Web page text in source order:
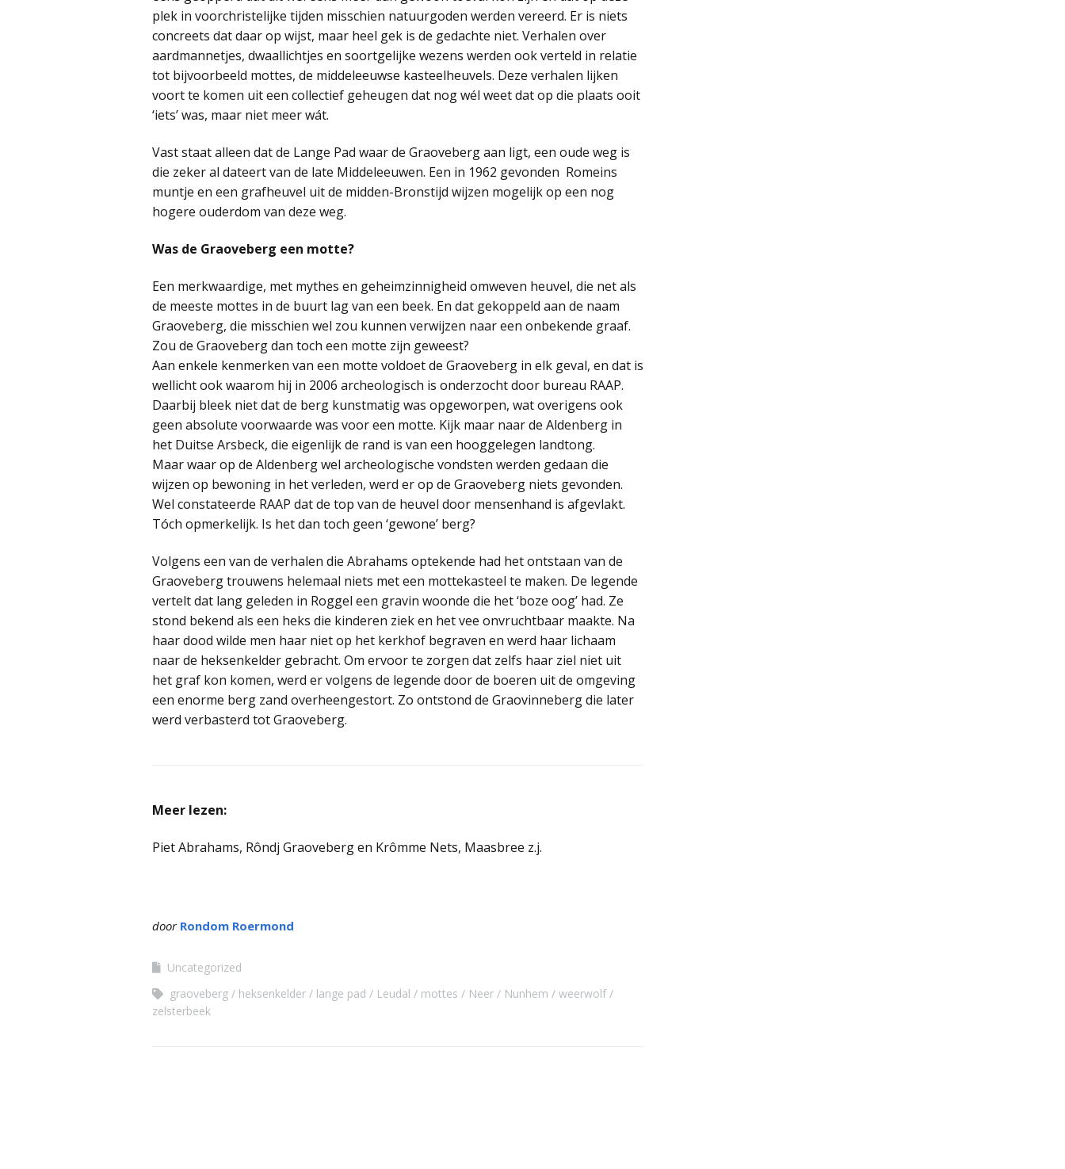
plek in voorchristelijke tijden misschien natuurgoden werden vereerd. Er is niets
concreets dat daar op wijst, maar heel gek is de gedachte niet. Verhalen over
aardmannetjes, dwaallichtjes en soortgelijke wezens werden ook verteld in relatie
tot bijvoorbeeld mottes, de middeleeuwse kasteelheuvels. Deze verhalen lijken
voort te komen uit een collectief geheugen dat nog wél weet dat op die plaats ooit
‘iets’ was, maar niet meer wát.
Vast staat alleen dat de Lange Pad waar de Graoveberg aan ligt, een oude weg is
die zeker al dateert van de late Middeleeuwen. Een in 1962 gevonden Romeins
muntje en een grafheuvel uit de midden-Bronstijd wijzen mogelijk op een nog
hogere ouderdom van deze weg.
Was de Graoveberg een motte?
Een merkwaardige, met mythes en geheimzinnigheid omweven heuvel, die net als
de meeste mottes in de buurt lag van een beek. En dat gekoppeld aan de naam
Graoveberg, die misschien wel zou kunnen verwijzen naar een onbekende graaf.
Zou de Graoveberg dan toch een motte zijn geweest?
Aan enkele kenmerken van een motte voldoet de Graoveberg in elk geval, en dat is
wellicht ook waarom hij in 2006 archeologisch is onderzocht door bureau RAAP.
Daarbij bleek niet dat de berg kunstmatig was opgeworpen, wat overigens ook
geen absolute voorwaarde was voor een motte. Kijk maar naar de Aldenberg in
het Duitse Arsbeck, die eigenlijk de rand is van een hooggelegen landtong.
Maar waar op de Aldenberg wel archeologische vondsten werden gedaan die
wijzen op bewoning in het verleden, werd er op de Graoveberg niets gevonden.
Wel constateerde RAAP dat de top van de heuvel door mensenhand is afgevlakt.
Tóch opmerkelijk. Is het dan toch geen ‘gewone’ berg?
Volgens een van de verhalen die Abrahams optekende had het ontstaan van de
Graoveberg trouwens helemaal niets met een mottekasteel te maken. De legende
vertelt dat lang geleden in Roggel een gravin woonde die het ‘boze oog’ had. Ze
stond bekend als een heks die kinderen ziek en het vee onvruchtbaar maakte. Na
haar dood wilde men haar niet op het kerkhof begraven en werd haar lichaam
naar de heksenkelder gebracht. Om ervoor te zorgen dat zelfs haar ziel niet uit
het graf kon komen, werd er volgens de legende door de boeren uit de omgeving
een enorme berg zand overheengestort. Zo ontstond de Graovinneberg die later
werd verbasterd tot Graoveberg.
Meer lezen:
Piet Abrahams, Rôndj Graoveberg en Krômme Nets, Maasbree z.j.
door Rondom Roermond
Uncategorized
graoveberg
heksenkelder lange pad Leudal mottes Neer Nunhem
weerwolf
zelsterbeek